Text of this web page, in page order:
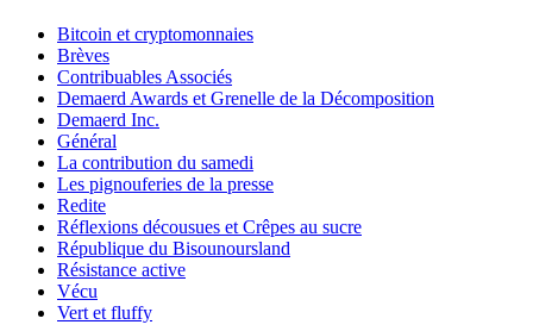
Bitcoin et cryptomonnaies
Brèves
Contribuables Associés
Demaerd Awards et Grenelle de la Décomposition
Demaerd Inc.
Général
La contribution du samedi
Les pignouferies de la presse
Redite
Réflexions décousues et Crêpes au sucre
République du Bisounoursland
Résistance active
Vécu
Vert et fluffy